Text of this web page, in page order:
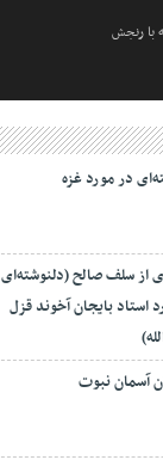
با رنجش
در مورد غزه
از سلف صالح (دلنوشته‌ای
استاد بایجان آخوند قزل
آسمان نبوت